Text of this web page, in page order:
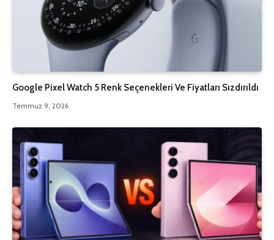
Google Pixel Watch 5 Renk Seçenekleri Ve Fiyatları Sızdırıldı
Temmuz 9, 2026